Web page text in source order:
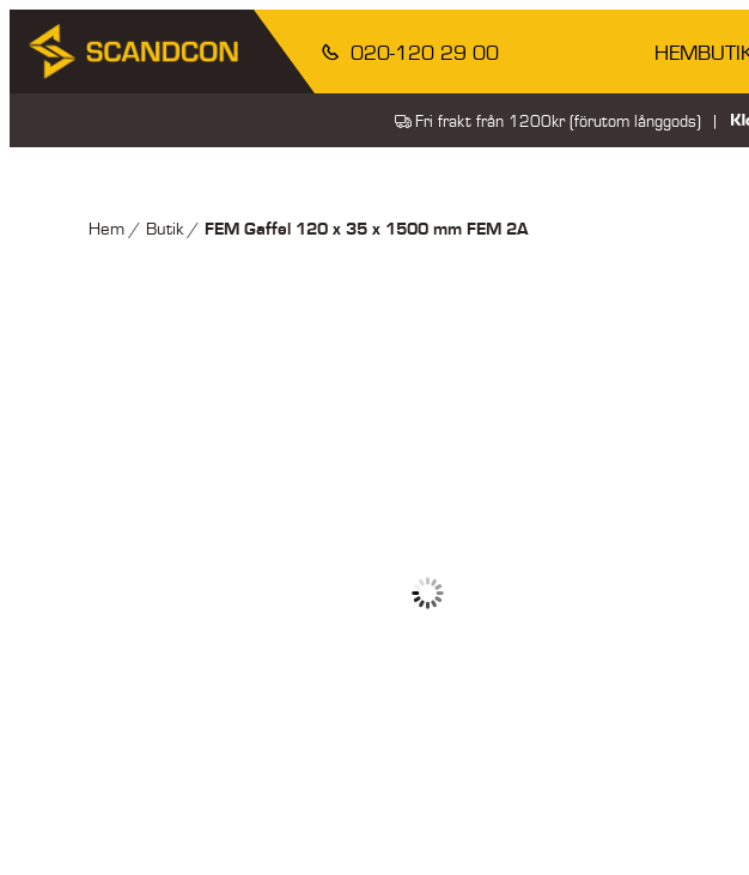
020-120 29 00 HEM
Fri frakt från 1200kr (förutom långgods)
Hem / Butik/FEM Gaffel 120 x 35 x 1500 mm FEM 2A